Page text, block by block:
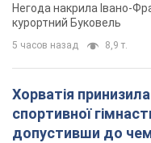
Негода накрила Івано-
курортний Буковель
5 часов назад 8,9 т.
Хорватія принизила
спортивної
допустивши до